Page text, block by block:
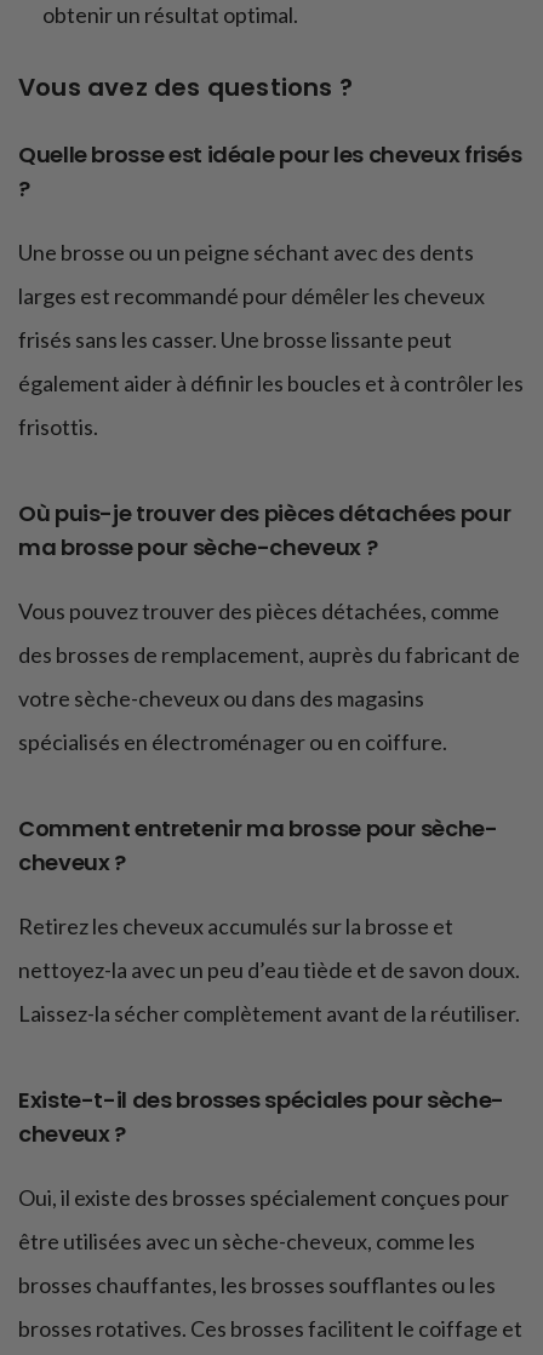
obtenir un résultat optimal.
Vous avez des questions ?
Quelle brosse est idéale pour les cheveux frisés
?
Une brosse ou un peigne séchant avec des dents
larges est recommandé pour démêler les cheveux
frisés sans les casser. Une brosse lissante peut
également aider à définir les boucles et à contrôler les
frisottis.
Où puis-je trouver des pièces détachées pour
ma brosse pour sèche-cheveux ?
Vous pouvez trouver des pièces détachées, comme
des brosses de remplacement, auprès du fabricant de
votre sèche-cheveux ou dans des magasins
spécialisés en électroménager ou en coiffure.
Comment entretenir ma brosse pour sèche-
cheveux ?
Retirez les cheveux accumulés sur la brosse et
nettoyez-la avec un peu d’eau tiède et de savon doux.
Laissez-la sécher complètement avant de la réutiliser.
Existe-t-il des brosses spéciales pour sèche-
cheveux ?
Oui, il existe des brosses spécialement conçues pour
être utilisées avec un sèche-cheveux, comme les
brosses chauffantes, les brosses soufflantes ou les
brosses rotatives. Ces brosses facilitent le coiffage et